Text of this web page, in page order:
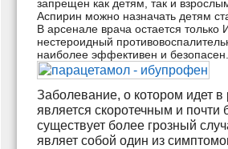
запрещен как детям, так и
Аспирин можно назначать детям
В арсенале врача остается
нестероидный
наиболее эффективен и безопасен.
Заболевание, о котором идет в
является скоротечным и
существует более грозный
являет собой один из